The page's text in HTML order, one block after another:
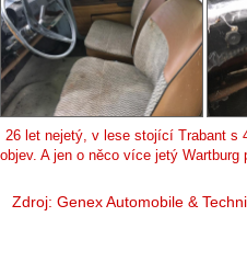
26 let nejetý, v lese stojící Trabant s
objev. A jen o něco více jetý Wartburg
Zdroj: Genex Automobile &